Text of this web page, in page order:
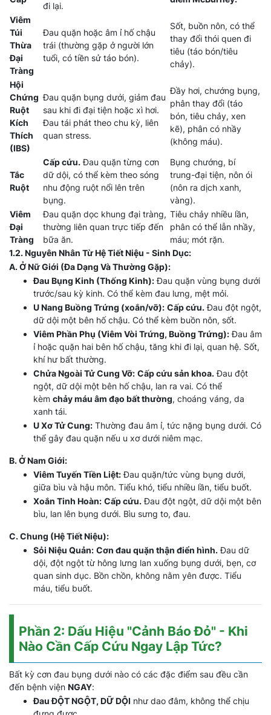
đi lại.
Viêm
Túi
Thừa
Đại
Tràng
Đau quặn hoặc âm ỉ hố chậu
trái (thường gặp ở người lớn
tuổi, có tiền sử táo bón).
Sốt, buồn nôn, có thể
thay đổi thói quen đi
tiêu (táo bón/tiêu
chảy).
Hội
Chứng
Ruột
Kích
Thích
(IBS)
Đau quặn bụng dưới, giảm đau
sau khi đi đại tiện hoặc xì hơi.
Đau tái phát theo chu kỳ, liên
quan stress.
Đầy hơi, chướng bụng,
phân thay đổi (táo
bón, tiêu chảy, xen
kẽ), phân có nhầy
(không máu).
Tắc
Ruột
Cấp cứu.Đau quặn từng cơn
dữ dội, có thể kèm theo sóng
nhu động ruột nổi lên trên
bụng.
Bụng chướng, bí
trung-đại tiện, nôn ói
(nôn ra dịch xanh,
vàng).
Viêm
Đại
Tràng
Đau quặn dọc khung đại tràng,
thường liên quan trực tiếp đến
bữa ăn.
Tiêu chảy nhiều lần,
phân có thể lẫn nhầy,
máu; mót rặn.
1.2. Nguyên Nhân Từ Hệ Tiết Niệu - Sinh Dục:
A. Ở Nữ Giới (Đa Dạng Và Thường Gặp):
Đau Bụng Kinh (Thống Kinh):Đau quặn vùng bụng dưới
trước/sau kỳ kinh. Có thể kèm đau lưng, mệt mỏi.
U Nang Buồng Trứng (xoắn/vỡ): Cấp cứu.Đau đột ngột,
dữ dội một bên hố chậu. Có thể kèm buồn nôn, sốt.
Viêm Phần Phụ (Viêm Vòi Trứng, Buồng Trứng):Đau âm
ỉ hoặc quặn hai bên hố chậu, tăng khi đi lại, quan hệ. Sốt,
khí hư bất thường.
Chửa Ngoài Tử Cung Vỡ: Cấp cứu sản khoa.Đau đột
ngột, dữ dội một bên hố chậu, lan ra vai. Có thể
kèm chảy máu âm đạo bất thường, choáng váng, da
xanh tái.
U Xơ Tử Cung: Thường đau âm ỉ, tức nặng bụng dưới. Có
thể gây đau quặn nếu u xơ dưới niêm mạc.
B. Ở Nam Giới:
Viêm Tuyến Tiền Liệt:Đau quặn/tức vùng bụng dưới,
giữa bìu và hậu môn. Tiểu khó, tiểu nhiều lần, tiểu buốt.
Xoắn Tinh Hoàn: Cấp cứu.Đau đột ngột, dữ dội một bên
bìu, lan lên bụng dưới. Bìu sưng to, đau.
C. Chung (Hệ Tiết Niệu):
Sỏi Niệu Quản: Cơn đau quặn thận điển hình.Đau dữ
dội, đột ngột từ hông lưng lan xuống bụng dưới, bẹn, cơ
quan sinh dục. Bồn chồn, không nằm yên được. Tiểu
máu, tiểu buốt.
Phần 2: Dấu Hiệu "Cảnh Báo Đỏ" - Khi
Nào Cần Cấp Cứu Ngay Lập Tức?
Bất kỳ cơn đau bụng dưới nào có các đặc điểm sau đều cần
đến bệnh viện NGAY:
Đau ĐỘT NGỘT, DỮ DỘI như dao đâm, không thể chịu